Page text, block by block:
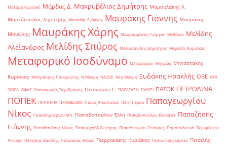
Μάλαμα Κυριακή Μάρδας Δ. Μακρυβέλιος Δημήτρης Μαμουλάκης Χ.
Μαρκόπουλος Δημήτρης Μασαλής Γιώργος Μαυράκης Γιάννης Μαυράκης
Μανώλης Μαυράκης Χάρης Μαυρομμάτης Γιώργος Μεθάνιο Μελίδης
Αλέξανδρος Μελίδης Σπύρος Μελισσανίδης Δημήτρης Μερελής Κυριάκος
Μεταφορικό Ισοδύναμο Μεταφορών Μητρώο Μητσοτάκης
Κυριάκος Μπόμπορης Παναγιώτης Ν.Μάκρη ΝΑΞΟΣ Νέα Μάκρη Ξυδάκης Ηρακλής ΟΒΕ ΟΓΑ
ΟΟΣΑ ΟΦΑΕ Οικονομικός Ταχυδρόμος Οικονόμου Γ. ΠΑΡΑΤΑΣΗ ΠΑΡΙΣΙ ΠΑΣΟΚ ΠΕΤΡΟΛΙΝΑ
ΠΟΠΕΚ ΠΡΑΤΗΡΙΑ ΠΡΟΘΕΣΜΙΑ Πάνας Απόστολος Πέτη Πέρκα Παπαγεωργίου
Νίκος Παπαδημητρίου Μπ. Παπαδοπούλου Έλλη Παπαδοπούλου Ελισάβετ Παπαζήσης
Γιάννης Παπαθανάσης Νίκος Παπαμιχαήλ Σωτήρης Παπασταύρου Σταύρος Παραπολιτικά Περιφέρεια
Αττικής Πετκίδης Βασίλης Πετραλιάς Θάνος Πιερρακάκης Κυριάκος Πιστωτικές κάρτες Πιτσιλής